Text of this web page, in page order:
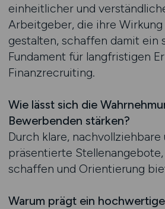
einheitlicher und
Arbeitgeber, die ihre
gestalten, schaffen damit ein
Fundament für langfristigen
Finanzrecruiting.
Wie lässt sich die
Bewerbenden stärken?
Durch klare,
präsentierte
schaffen und Orientierung
Warum prägt ein